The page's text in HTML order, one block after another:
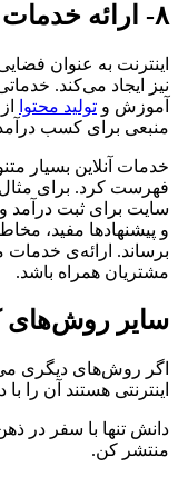
۸- ارائه خدمات آنلاین
اینترنت به عنوان
نیز ایجاد می‌کند.
آموزش و تولید محتوا
منبعی برای کسب درآمد
خدمات آنلاین بسیار
فهرست کرد. برای
سایت برای ثبت درآمد
و پیشنهادها مفید،
برساند. ارائه‌ی خدمات
مشتریان همراه باشد.
سایر روش‌های
اگر روش‌های دیگری
اینترنتی هستند آن را
دانش تنها با سفر در
منتشر کن.